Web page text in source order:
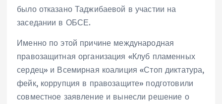
было отказано Таджибаевой в участии на
заседании в ОБСЕ.
Именно по этой причине международная
правозащитная организация «Клуб пламенных
сердец» и Всемирная коалиция «Стоп диктатура,
фейк, коррупция в правозащите» подготовили
совместное заявление и вынесли решение о